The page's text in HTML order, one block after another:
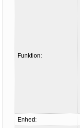
Funktion:
Enhed: